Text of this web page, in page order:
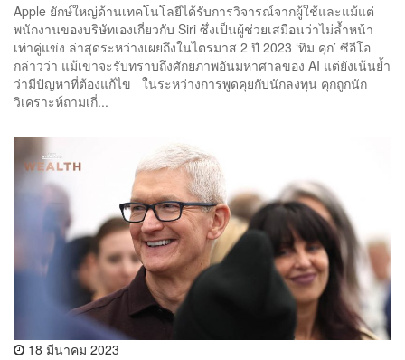
Apple ยักษ์ใหญ่ด้านเทคโนโลยีได้รับการวิจารณ์จากผู้ใช้และแม้แต่
พนักงานของบริษัทเองเกี่ยวกับ Siri ซึ่งเป็นผู้ช่วยเสมือนว่าไม่ล้ำหน้า
เท่าคู่แข่ง ล่าสุดระหว่างเผยถึงในไตรมาส 2 ปี 2023 ‘ทิม คุก’ ซีอีโอ
กล่าวว่า แม้เขาจะรับทราบถึงศักยภาพอันมหาศาลของ AI แต่ยังเน้นย้ำ
ว่ามีปัญหาที่ต้องแก้ไข ในระหว่างการพูดคุยกับนักลงทุน คุกถูกนัก
วิเคราะห์ถามเกี่...
18 มีนาคม 2023